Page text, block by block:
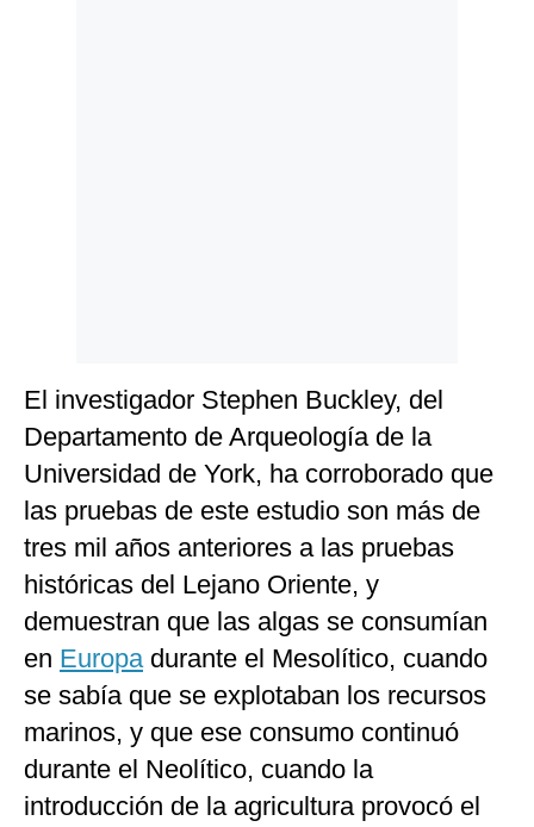
El investigador Stephen Buckley, del
Departamento de Arqueología de la
Universidad de York, ha corroborado que
las pruebas de este estudio son más de
tres mil años anteriores a las pruebas
históricas del Lejano Oriente, y
demuestran que las algas se consumían
en Europadurante el Mesolítico, cuando
se sabía que se explotaban los recursos
marinos, y que ese consumo continuó
durante el Neolítico, cuando la
introducción de la agricultura provocó el